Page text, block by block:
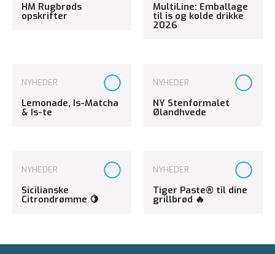
HM Rugbrøds
opskrifter
MultiLine: Emballage
til is og kolde drikke
2026
NYHEDER
Lemonade, Is-Matcha
& Is-te
NYHEDER
NY Stenformalet
Ølandhvede
NYHEDER
Sicilianske
Citrondrømme 🍋
NYHEDER
Tiger Paste® til dine
grillbrød 🔥